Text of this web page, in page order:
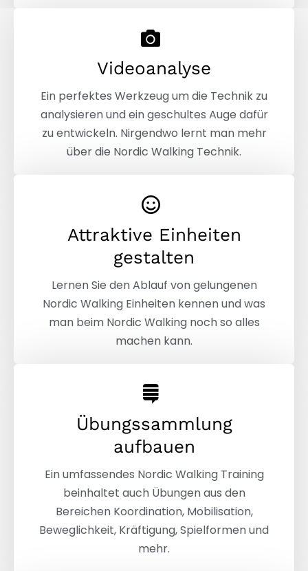
Videoanalyse
Ein perfektes Werkzeug um die Technik zu
analysieren und ein geschultes Auge dafür
zu entwickeln. Nirgendwo lernt man mehr
über die Nordic Walking Technik.
Attraktive Einheiten
gestalten
Lernen Sie den Ablauf von gelungenen
Nordic Walking Einheiten kennen und was
man beim Nordic Walking noch so alles
machen kann.
Übungssammlung
aufbauen
Ein umfassendes Nordic Walking Training
beinhaltet auch Übungen aus den
Bereichen Koordination, Mobilisation,
Beweglichkeit, Kräftigung, Spielformen und
mehr.